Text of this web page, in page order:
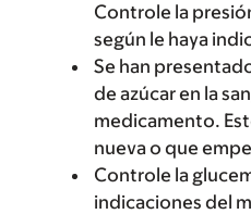
Controle la
según le haya
Se han
de azúcar en la
medicamento.
nueva o que
Controle la
indicaciones del